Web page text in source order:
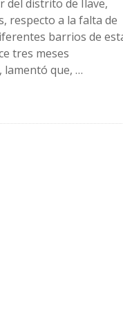
del distrito de Ilave,
respecto a la falta de
barrios de
tres meses
lamentó que, …